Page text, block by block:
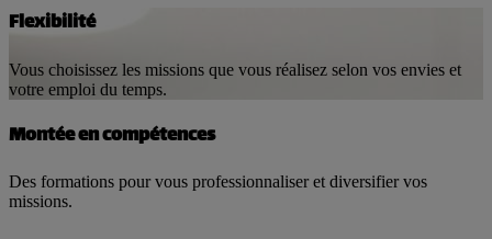
Flexibilité
Vous choisissez les missions que vous réalisez selon vos envies et
votre emploi du temps.
Montée en compétences
Des formations pour vous professionnaliser et diversifier vos
missions.